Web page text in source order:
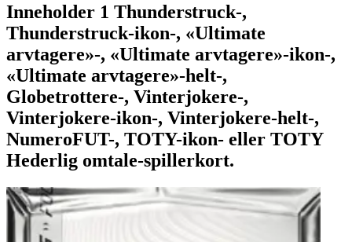
Inneholder 1 Thunderstruck-,
Thunderstruck-ikon-, «Ultimate
arvtagere»-, «Ultimate arvtagere»-ikon-,
«Ultimate arvtagere»-helt-,
Globetrottere-, Vinterjokere-,
Vinterjokere-ikon-, Vinterjokere-helt-,
NumeroFUT-, TOTY-ikon- eller TOTY
Hederlig omtale-spillerkort.